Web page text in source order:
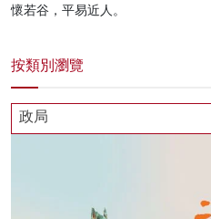
懷若谷，平易近人。
按類別瀏覽
政局